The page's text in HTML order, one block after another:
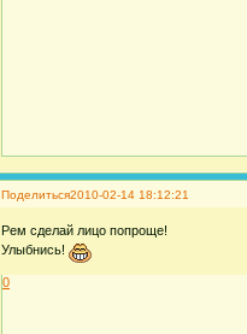
Поделиться2010-02-14 18:12:21
Рем сделай лицо попроще!
Улыбнись!
0